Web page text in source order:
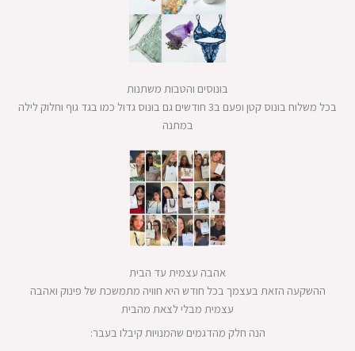
בונוסים והטבות משתנות
בכל משלוח בונוס קטן ופעם ב3 חודשים גם בונוס גדול כמו בגד גוף וחלוק לילה
במתנה
אהבה עצמית עד הבית
ההשקעה הזאת בעצמך בכל חודש היא חוויה מתמשכת של פינוק ואהבה
עצמית מבלי לצאת מהבית
הנה חלק מהדגמים שהמנויות קיבלו בעבר: